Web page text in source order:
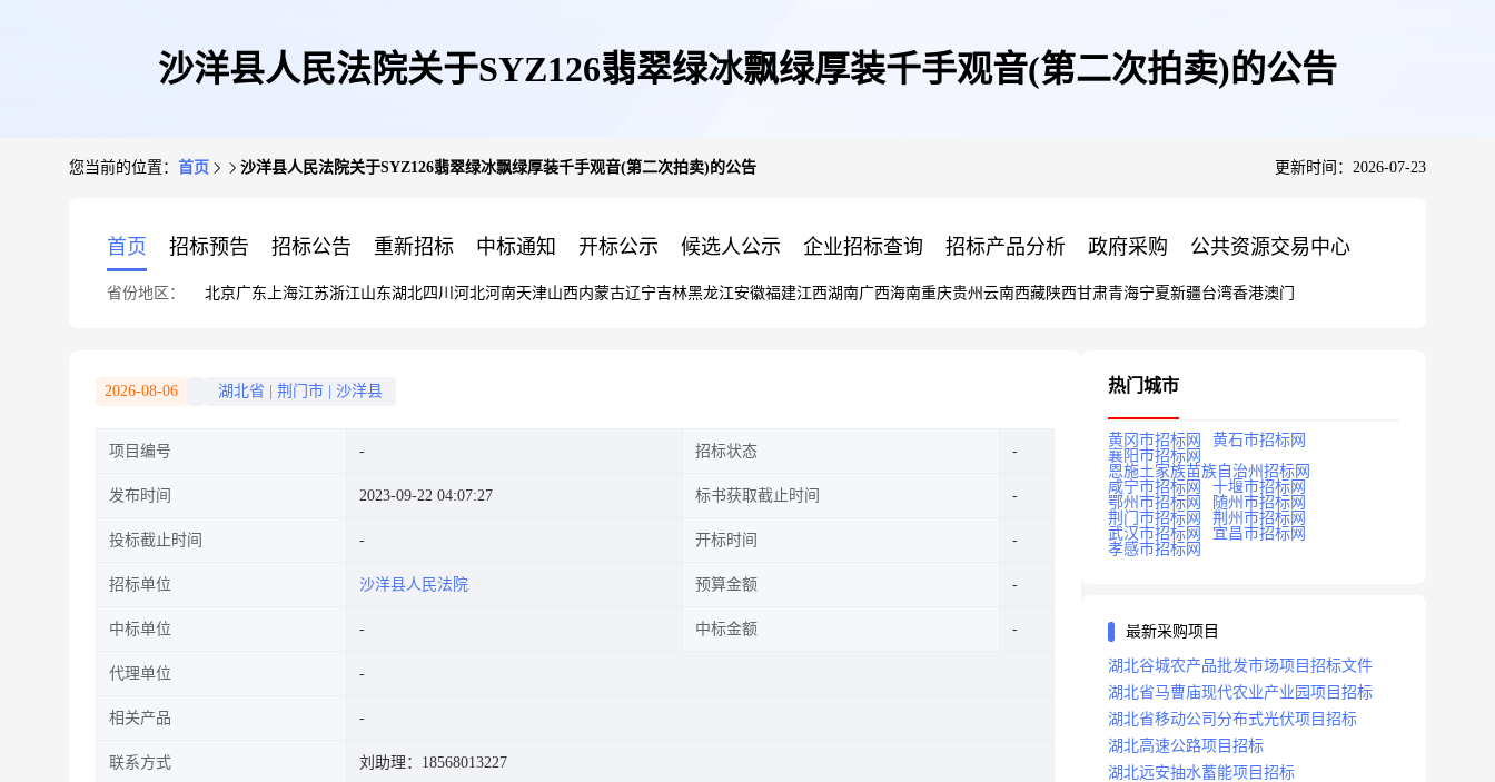
沙洋县人民法院关于SYZ126翡翠绿冰飘绿厚装千手观音(第二次拍卖)的公告
您当前的位置： 首页 沙洋县人民法院关于SYZ126翡翠绿冰飘绿厚装千手观音(第二次拍卖)的公告 更新时间：2026-07-23
首页 招标预告 招标公告 重新招标 中标通知 开标公示 候选人公示 企业招标查询 招标产品分析 政府采购 公共资源交易中心
省份地区： 北京广东 上海江苏浙江山东湖北四川 河北河南天津山西内蒙古辽宁吉林黑龙江安徽福建江西湖南广西海南重庆贵州 云南西藏陕西甘肃青海宁夏新疆台湾香港澳门
2026-08-06 湖北省 荆门市 沙洋县
项目编号 招标状态
发布时间 2023-09-22 04:07:27 标书获取截止时间
投标截止时间 开标时间
招标单位 沙洋县人民法院 预算金额
中标单位 中标金额
代理单位
相关产品
联系方式 刘助理：18568013227
热门城市
黄冈市招标网
黄石市招标网
襄阳市招标网
恩施土家族苗族自治州招标网
咸宁市招标网
十堰市招标网
鄂州市招标网
随州市招标网
荆门市招标网
荆州市招标网
武汉市招标网
宜昌市招标网
孝感市招标网
最新采购项目
湖北谷城农产品批发市场项目招标文件
湖北省马曹庙现代农业产业园项目招标
湖北省移动公司分布式光伏项目招标
湖北高速公路项目招标
湖北远安抽水蓄能项目招标